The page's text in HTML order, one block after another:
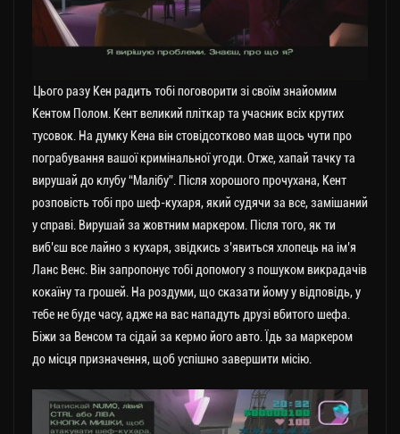
Цього разу Кен радить тобі поговорити зі своїм знайомим
Кентом Полом. Кент великий пліткар та учасник всіх крутих
тусовок. На думку Кена він стовідсотково мав щось чути про
пограбування вашої кримінальної угоди. Отже, хапай тачку та
вирушай до клубу “Малібу”. Після хорошого прочухана, Кент
розповість тобі про шеф-кухаря, який судячи за все, замішаний
у справі. Вирушай за жовтним маркером. Після того, як ти
виб’єш все лайно з кухаря, звідкись з’явиться хлопець на ім’я
Ланс Венс. Він запропонує тобі допомогу з пошуком викрадачів
кокаїну та грошей. На роздуми, що сказати йому у відповідь, у
тебе не буде часу, адже на вас нападуть друзі вбитого шефа.
Біжи за Венсом та сідай за кермо його авто. Їдь за маркером
до місця призначення, щоб успішно завершити місію.